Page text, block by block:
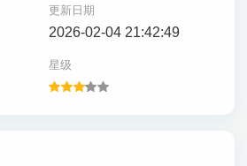
更新日期
2026-02-04 21:42:49
星级